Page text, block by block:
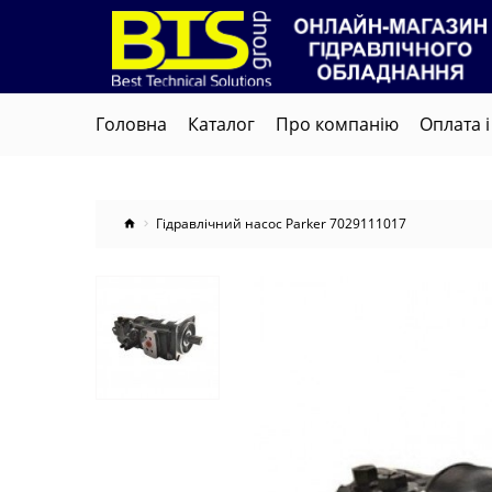
Головна Каталог Про компанію Оплата
Гідравлічний насос Parker 7029111017